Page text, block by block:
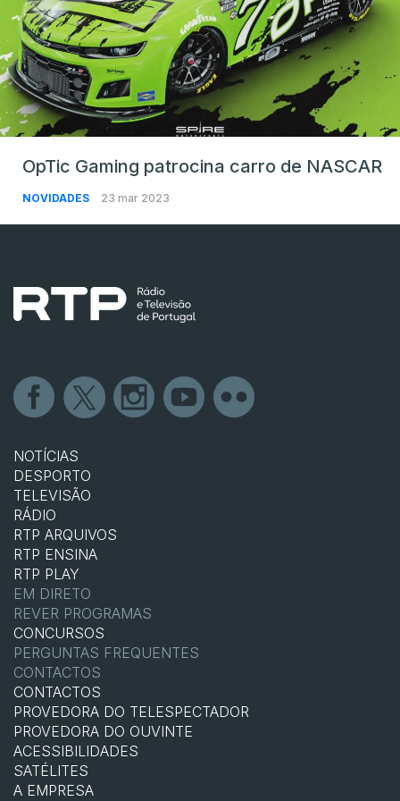
OpTic Gaming patrocina carro de NASCAR
NOVIDADES 23 mar 2023
NOTÍCIAS
DESPORTO
TELEVISÃO
RÁDIO
RTP ARQUIVOS
RTP ENSINA
RTP PLAY
EM DIRETO
REVER PROGRAMAS
CONCURSOS
PERGUNTAS FREQUENTES
CONTACTOS
CONTACTOS
PROVEDORA DO TELESPECTADOR
PROVEDORA DO OUVINTE
ACESSIBILIDADES
SATÉLITES
A EMPRESA